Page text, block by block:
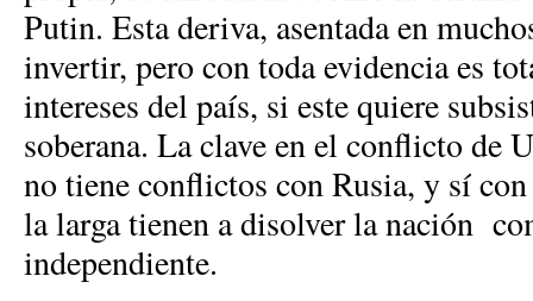
Putin. Esta deriva, asentada en
invertir, pero con toda evidencia es
intereses del país, si este quiere
soberana. La clave en el conflicto de
no tiene conflictos con Rusia, y sí con
la larga tienen a disolver la nación
independiente.